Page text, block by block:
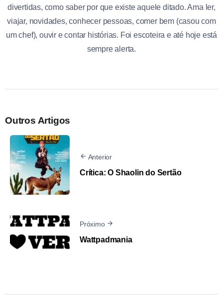
divertidas, como saber por que existe aquele ditado. Ama ler,
viajar, novidades, conhecer pessoas, comer bem (casou com
um chef), ouvir e contar histórias. Foi escoteira e até hoje está
sempre alerta.
Outros Artigos
Anterior
Crítica: O Shaolin do Sertão
Próximo
Wattpadmania